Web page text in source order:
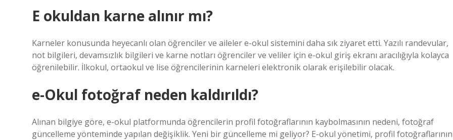
E okuldan karne alınır mı?
Karneler konusunda heyecanlı olan öğrenciler ve aileler e-okul sistemini daha sık ziyaret etti. Yazılı randevular,
not bilgileri, devamsızlık bilgileri ve karne notları öğrenciler ve veliler için e-okul giriş ekranı aracılığıyla kolayca
öğrenilebilir. İlkokul, ortaokul ve lise öğrencilerinin karneleri elektronik olarak erişilebilir olacak.
e-Okul fotoğraf neden kaldırıldı?
Alınan bilgiye göre, e-okul platformunda öğrencilerin profil fotoğraflarının kaybolmasının nedeni, fotoğraf
güncelleme yönteminde yapılan değişiklik. Yeni bir güncelleme mi geliyor? E-okul yönetimi, profil fotoğraflarının